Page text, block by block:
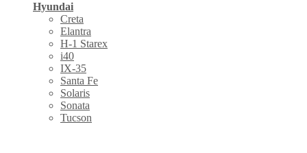
Hyundai
Creta
Elantra
H-1 Starex
i40
IX-35
Santa Fe
Solaris
Sonata
Tucson